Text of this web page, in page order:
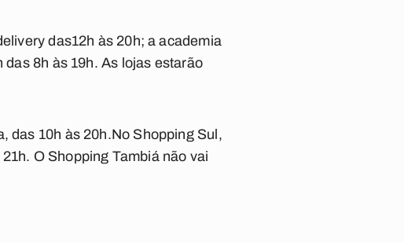
das12h às 20h; a academia
das 8h às 19h. As lojas estarão
das 10h às 20h.No Shopping Sul,
O Shopping Tambiá não vai